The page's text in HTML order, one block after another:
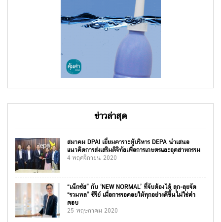
ข่าวล่าสุด
สมาคม DPAI เยี่ยมคารวะผู้บริหาร DEPA นำเสนอ
แนวคิดการส่งเสริมดิจิทัลเพื่อการเกษตรและอุตสาหกรรม
4 พฤศจิกายน 2020
“เน็กซัส” กับ ‘NEW NORMAL’ ที่จับต้องได้ ลุก-ลุยจัด
“รวมพล” ซีรีย์ เมื่อการรอคอยให้ทุกอย่างดีขึ้นไม่ใช่คำ
ตอบ
25 พฤษภาคม 2020